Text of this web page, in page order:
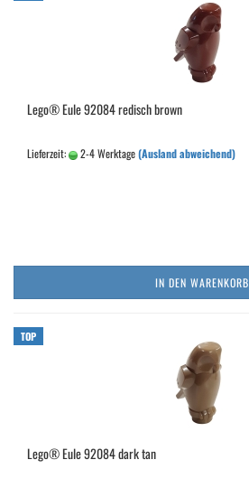
Lego® Eule 92084 redisch brown
Lieferzeit: 2-4 Werktage(Ausland abweichend)
IN DEN WARENKORB
TOP
Lego® Eule 92084 dark tan